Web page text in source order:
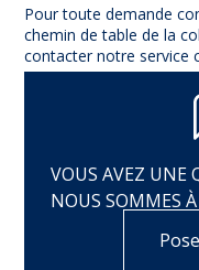
Pour toute demande
chemin de table de la
contacter notre service
VOUS AVEZ UNE
NOUS SOMMES